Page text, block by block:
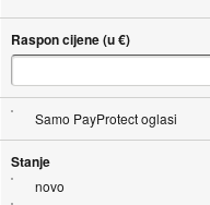
Raspon cijene (u €)
Samo PayProtect oglasi
Stanje
novo